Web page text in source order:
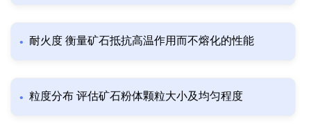
耐火度 衡量矿石抵抗高温作用而不熔化的性能
粒度分布 评估矿石粉体颗粒大小及均匀程度